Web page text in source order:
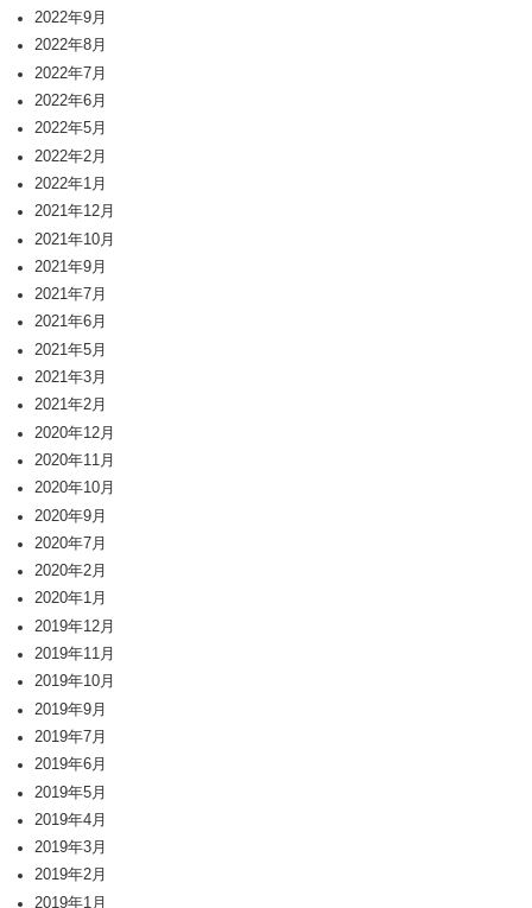
2022年9月
2022年8月
2022年7月
2022年6月
2022年5月
2022年2月
2022年1月
2021年12月
2021年10月
2021年9月
2021年7月
2021年6月
2021年5月
2021年3月
2021年2月
2020年12月
2020年11月
2020年10月
2020年9月
2020年7月
2020年2月
2020年1月
2019年12月
2019年11月
2019年10月
2019年9月
2019年7月
2019年6月
2019年5月
2019年4月
2019年3月
2019年2月
2019年1月